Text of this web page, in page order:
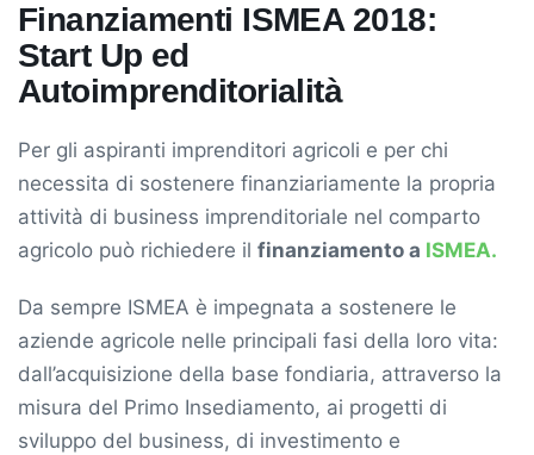
Finanziamenti ISMEA 2018:
Start Up ed
Autoimprenditorialità
Per gli aspiranti imprenditori agricoli e per chi
necessita di sostenere finanziariamente la propria
attività di business imprenditoriale nel comparto
agricolo può richiedere il finanziamento a ISMEA.
Da sempre ISMEA è impegnata a sostenere le
aziende agricole nelle principali fasi della loro vita:
dall’acquisizione della base fondiaria, attraverso la
misura del Primo Insediamento, ai progetti di
sviluppo del business, di investimento e